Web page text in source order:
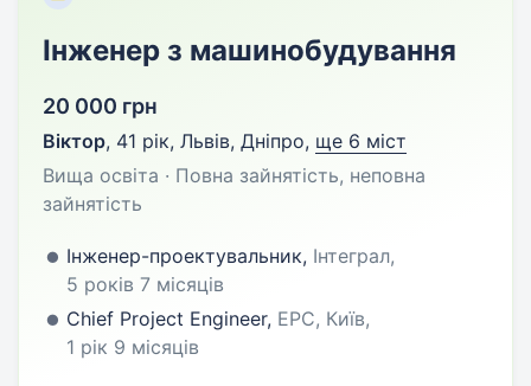
Інженер з машинобудування
20 000 грн
Віктор, 41 рік, Львів, Дніпро, ще 6 міст
Вища освіта · Повна зайнятість, неповна
зайнятість
Інженер-проектувальник, Інтеграл,
5 років 7 місяців
Chief Project Engineer, EPC, Київ,
1 рік 9 місяців